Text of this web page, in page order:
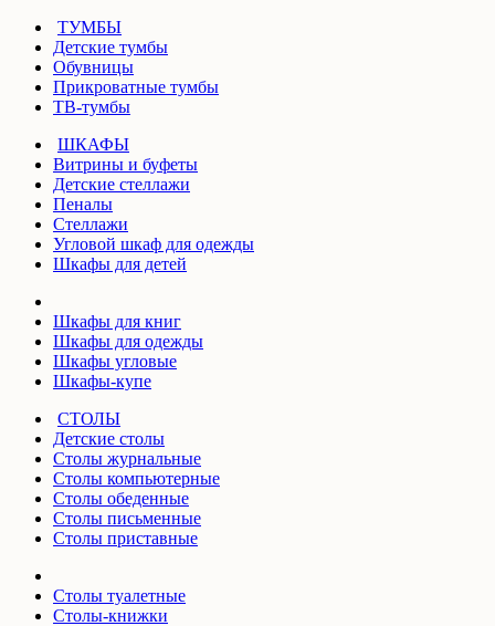
ТУМБЫ
Детские тумбы
Обувницы
Прикроватные тумбы
ТВ-тумбы
ШКАФЫ
Витрины и буфеты
Детские стеллажи
Пеналы
Стеллажи
Угловой шкаф для одежды
Шкафы для детей
Шкафы для книг
Шкафы для одежды
Шкафы угловые
Шкафы-купе
СТОЛЫ
Детские столы
Столы журнальные
Столы компьютерные
Столы обеденные
Столы письменные
Столы приставные
Столы туалетные
Столы-книжки